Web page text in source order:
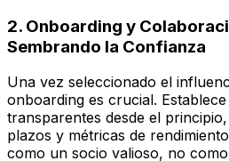
2. Onboarding y
Sembrando la Confianza
Una vez seleccionado el
onboarding es crucial.
transparentes desde el
plazos y métricas de
como un socio valioso, no